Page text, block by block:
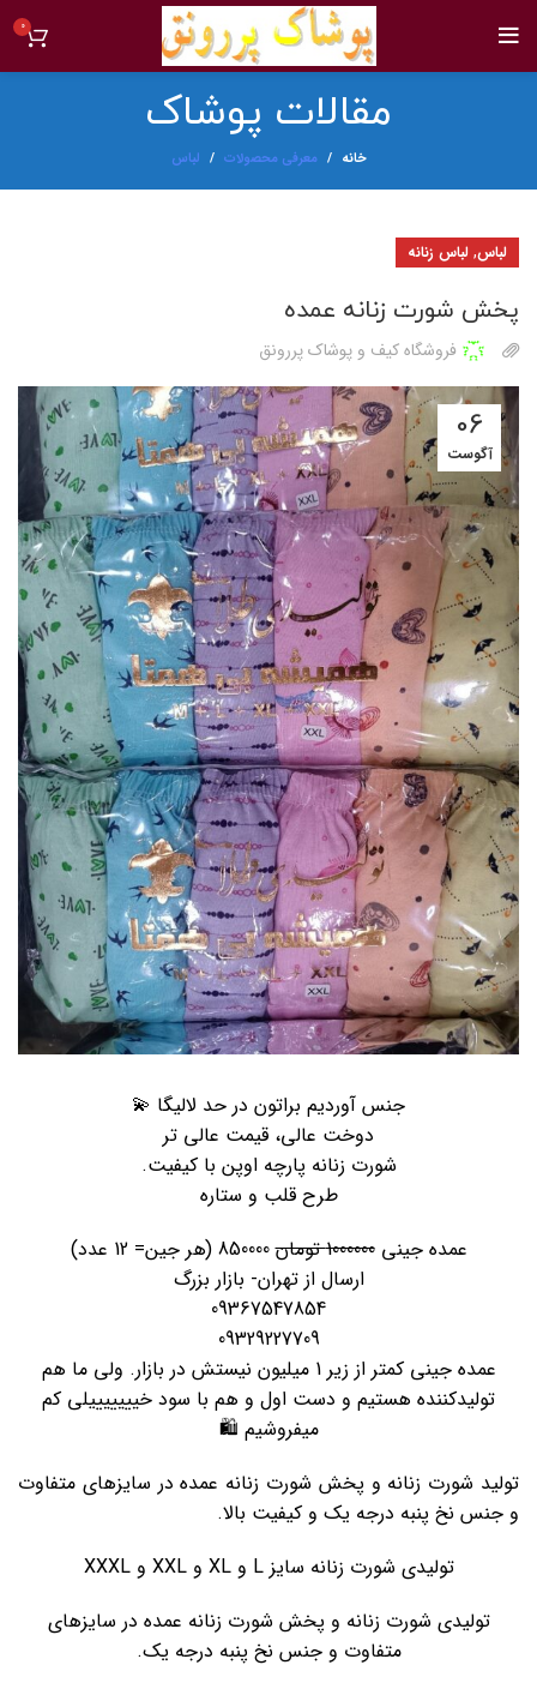
0
مقالات پوشاک
خانه معرفی محصولات لباس
لباس, لباس زنانه
پخش شورت زنانه عمده
فروشگاه کیف و پوشاک پررونق
06
آگوست
جنس آوردیم براتون در حد لالیگا 💫
دوخت عالی، قیمت عالی تر
شورت زنانه پارچه اوپن با کیفیت.
طرح قلب و ستاره
عمده جینی1000000 تومان
850000 (هر جین= 12 عدد)
ارسال از تهران- بازار بزرگ
09367547854
09329227709
عمده جینی کمتر از زیر 1 میلیون نیستش در بازار. ولی ما هم
تولیدکننده هستیم و دست اول و هم با سود خیییییییلی کم
میفروشیم 🛍️
تولید شورت زنانه و پخش شورت زنانه عمده در سایزهای متفاوت
و جنس نخ پنبه درجه یک و کیفیت بالا.
تولیدی شورت زنانه سایز L و XL و XXL و XXXL
تولیدی شورت زنانه و پخش شورت زنانه عمده در سایزهای
متفاوت و جنس نخ پنبه درجه یک.